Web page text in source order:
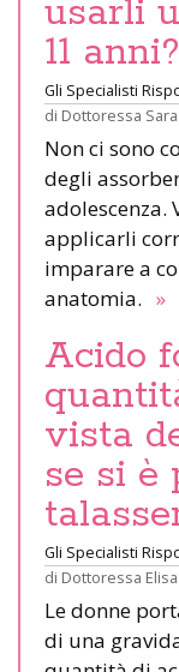
usarli
11 anni?
Gli Specialisti
di Dottoressa
Non ci sono
degli
adolescenza.
applicarli
imparare a
anatomia. »
Acido
vista
se si è
Gli Specialisti
di Dottoressa
Le donne
di una